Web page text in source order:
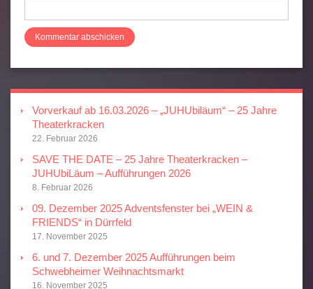
Vorverkauf ab 16.03.2026 – „JUHUbiläum“ – 25 Jahre
Theaterkracken
22. Februar 2026
SAVE THE DATE – 25 Jahre Theaterkracken –
JUHUbiLäum – Aufführungen 2026
8. Februar 2026
09. Dezember 2025 Adventsfenster bei „WEIN &
FRIENDS“ in Dürrfeld
17. November 2025
6. und 7. Dezember 2025 Aufführungen beim
Schwebheimer Weihnachtsmarkt
16. November 2025